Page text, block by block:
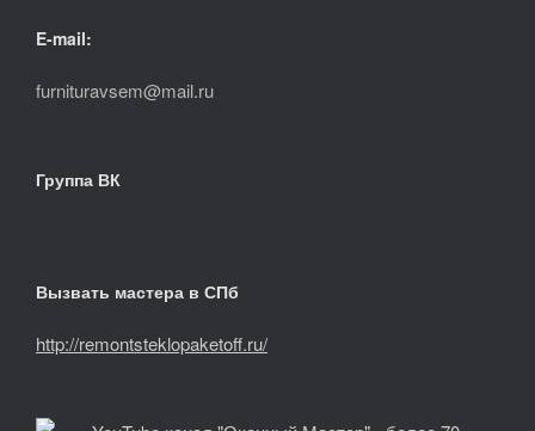
E-mail:
furnituravsem@mail.ru
Группа ВК
Вызвать мастера в СПб
http://remontsteklopaketoff.ru/